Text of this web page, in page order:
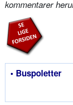
kommentarer
• Buspoletter